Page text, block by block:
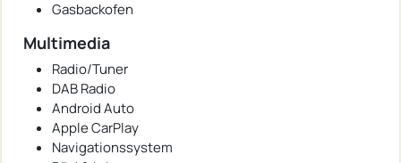
Gasbackofen
Multimedia
Radio/Tuner
DAB Radio
Android Auto
Apple CarPlay
Navigationssystem